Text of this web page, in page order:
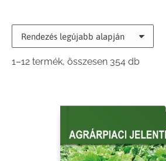
1–12 termék, összesen 354 dbSorted